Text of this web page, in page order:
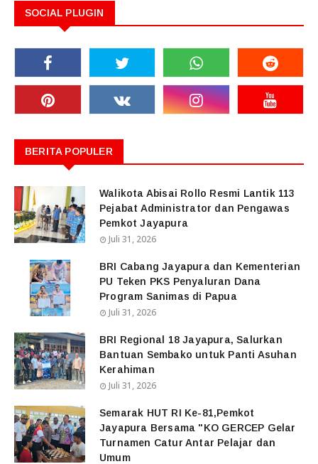
SOCIAL PLUGIN
BERITA POPULER
Walikota Abisai Rollo Resmi Lantik 113
Pejabat Administrator dan Pengawas
Pemkot Jayapura
Juli 31, 2026
BRI Cabang Jayapura dan Kementerian
PU Teken PKS Penyaluran Dana
Program Sanimas di Papua
Juli 31, 2026
BRI Regional 18 Jayapura, Salurkan
Bantuan Sembako untuk Panti Asuhan
Kerahiman
Juli 31, 2026
Semarak HUT RI Ke-81,Pemkot
Jayapura Bersama "KO GERCEP Gelar
Turnamen Catur Antar Pelajar dan
Umum